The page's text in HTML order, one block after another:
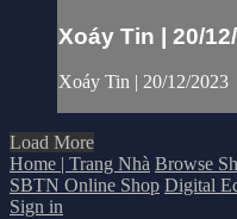
Xoáy Tin | 20/
Xoáy Tin | 20/12/2023
Load More
Home | Trang Nhà Browse
SBTN Online Shop Digital
Sign in